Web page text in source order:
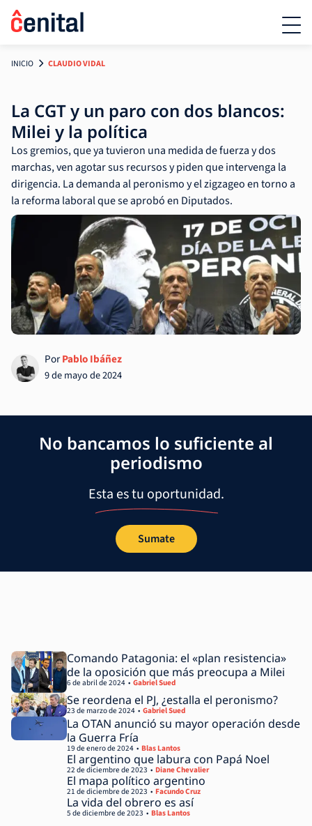
INICIO CLAUDIO VIDAL
La CGT y un paro con dos blancos:
Milei y la política
Los gremios, que ya tuvieron una medida de fuerza y dos
marchas, ven agotar sus recursos y piden que intervenga la
dirigencia. La demanda al peronismo y el zigzageo en torno a
la reforma laboral que se aprobó en Diputados.
PorPablo Ibáñez
9 de mayo de 2024
No bancamos lo suficiente al
periodismo
Esta es tu oportunidad.
Sumate
Comando Patagonia: el «plan resistencia»
de la oposición que más preocupa a Milei
Gabriel Sued
6 de abril de 2024
Se reordena el PJ, ¿estalla el peronismo?
Gabriel Sued
23 de marzo de 2024
La OTAN anunció su mayor operación desde
la Guerra Fría
Blas Lantos
19 de enero de 2024
El argentino que labura con Papá Noel
Diane Chevalier
22 de diciembre de 2023
El mapa político argentino
Facundo Cruz
21 de diciembre de 2023
La vida del obrero es así
Blas Lantos
5 de diciembre de 2023